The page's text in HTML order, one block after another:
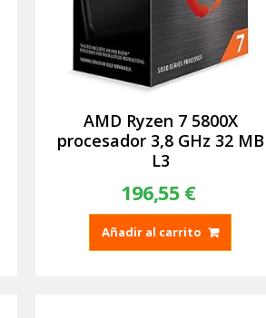
AMD Ryzen 7 5800X
procesador 3,8 GHz 32 MB
L3
196,55 €
Añadir al carrito